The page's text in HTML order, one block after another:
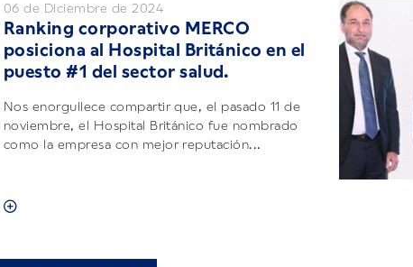
06 de Diciembre de 2024
Ranking corporativo MERCO
posiciona al Hospital Británico en el
puesto #1 del sector salud.
Nos enorgullece compartir que, el pasado 11 de
noviembre, el Hospital Británico fue nombrado
como la empresa con mejor reputación...